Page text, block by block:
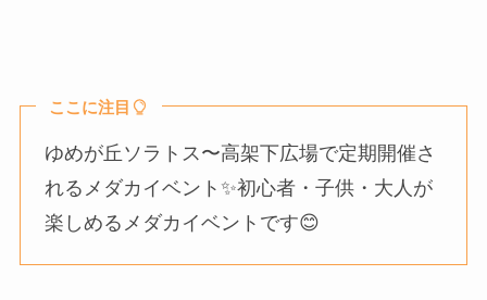
ここに注目
ゆめが丘ソラトス〜高架下広場で定期開催さ
れるメダカイベント✨️⁡初心者・子供・大人が
楽しめるメダカイベントです😊⁡